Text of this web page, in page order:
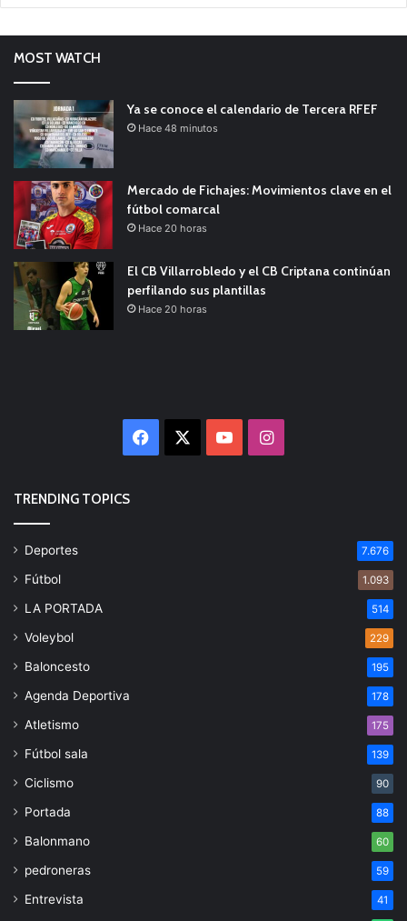
MOST WATCH
Ya se conoce el calendario de Tercera RFEF
Hace 48 minutos
Mercado de Fichajes: Movimientos clave en el
fútbol comarcal
Hace 20 horas
El CB Villarrobledo y el CB Criptana continúan
perfilando sus plantillas
Hace 20 horas
Facebook YouTubeInstagram
TRENDING TOPICS
Deportes 7.676
Fútbol 1.093
LA PORTADA 514
Voleybol 229
Baloncesto 195
Agenda Deportiva 178
Atletismo 175
Fútbol sala 139
Ciclismo 90
Portada 88
Balonmano 60
pedroneras 59
Entrevista 41